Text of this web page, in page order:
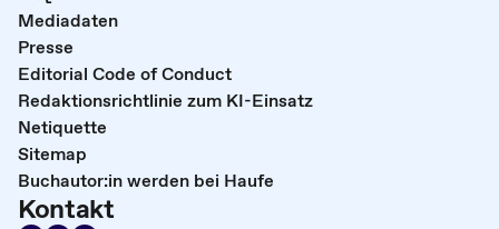
Mediadaten
Presse
Editorial Code of Conduct
Redaktionsrichtlinie zum KI-Einsatz
Netiquette
Sitemap
Buchautor:in werden bei Haufe
Kontakt